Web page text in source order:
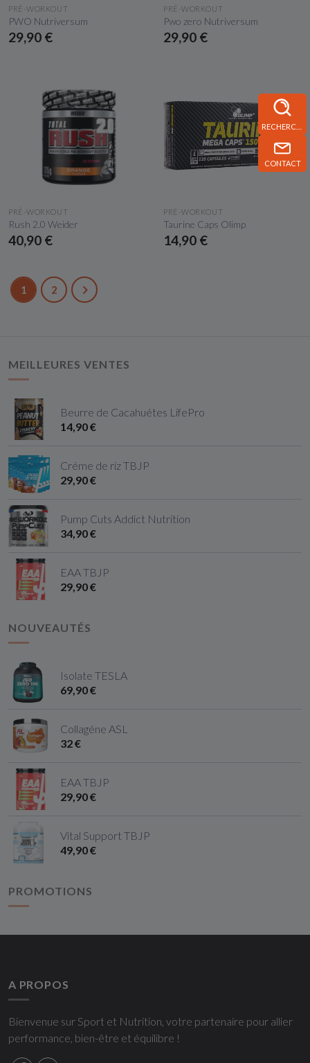
CONTACT
APERÇU RAPIDE
PRÉ-WORKOUT
PWO Nutriversum
29,90 €
APERÇU RAPIDE
PRÉ-WORKOUT
Pwo zero Nutriversum
29,90 €
APERÇU RAPIDE
PRÉ-WORKOUT
Rush 2.0 Weider
40,90 €
APERÇU RAPIDE
PRÉ-WORKOUT
Taurine Caps Olimp
14,90 €
1 2
MEILLEURES VENTES
Beurre de Cacahuétes LifePro
14,90 €
Créme de riz TBJP
29,90 €
Pump Cuts Addict Nutrition
34,90 €
EAA TBJP
29,90 €
NOUVEAUTÉS
Isolate TESLA
69,90 €
Collagéne ASL
32 €
EAA TBJP
29,90 €
Vital Support TBJP
49,90 €
PROMOTIONS
A PROPOS
Bienvenue sur Sport et Nutrition, votre partenaire pour allier
performance, bien-être et équilibre !